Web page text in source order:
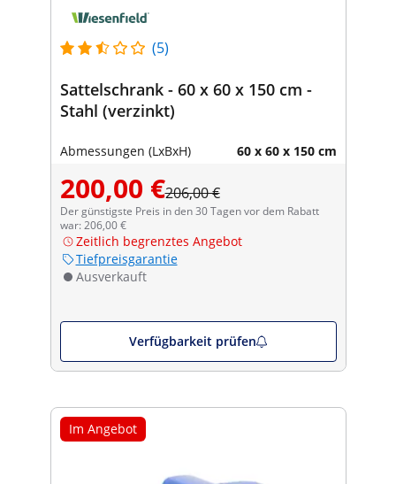
(5)
Sattelschrank - 60 x 60 x 150 cm -
Stahl (verzinkt)
Abmessungen (LxBxH) 60 x 60 x 150 cm
200,00 €206,00 €
Der günstigste Preis in den 30 Tagen vor dem Rabatt
war: 206,00 €
Zeitlich begrenztes Angebot
Tiefpreisgarantie
Ausverkauft
Verfügbarkeit prüfen
Im Angebot